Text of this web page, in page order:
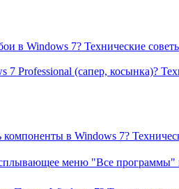
в Windows 7? Технические
7 Professional (сапер, косынка)?
в Windows 7?
меню "Все